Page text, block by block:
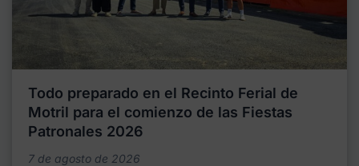
Todo preparado en el Recinto Ferial de
Motril para el comienzo de las Fiestas
Patronales 2026
7 de agosto de 2026